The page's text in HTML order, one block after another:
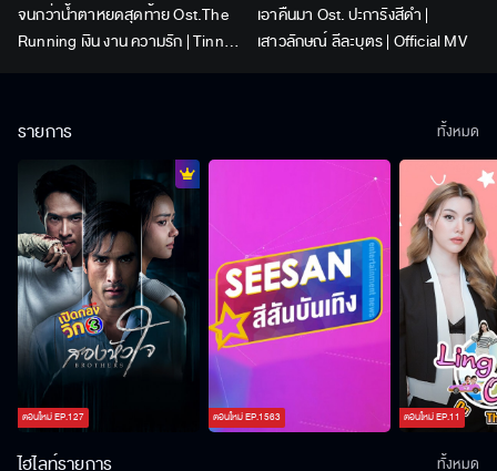
จนกว่าน้ำตาหยดสุดท้าย Ost.The
Running เงิน งาน ความรัก | Tinn |
เอาคืนมา Ost. ปะการังสีดำ |
เสาวลักษณ์ ลีละบุตร | Official MV
รายการ
ตอนใหม่EP.127 ตอนใหม่EP.1563 ตอนใหม่EP.11
ทั้งหมด
ไฮไลท์รายการ ทั้งหมด